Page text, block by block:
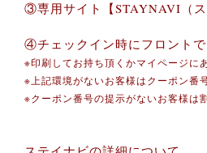
③専用サイト【STAYNAVI（
④チェックイン時にフロント
※印刷してお持ち頂くかマイページに
※上記環境がないお客様はクーポン番
※クーポン番号の提示がないお客様は